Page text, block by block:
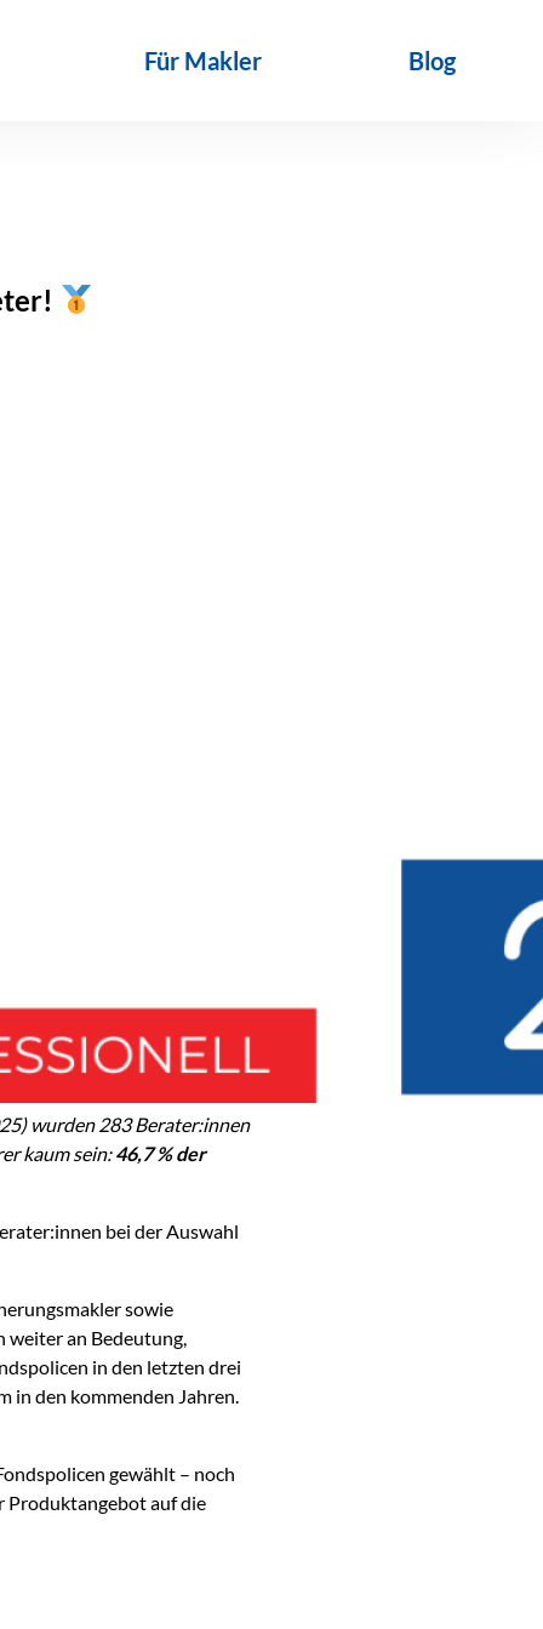
Für Makler Blog
wurden 283 Berater:innen
kaum sein:46,7 % der
bei der Auswahl
sowie
weiter an Bedeutung,
in den letzten drei
in den kommenden Jahren.
gewählt – noch
Produktangebot auf die